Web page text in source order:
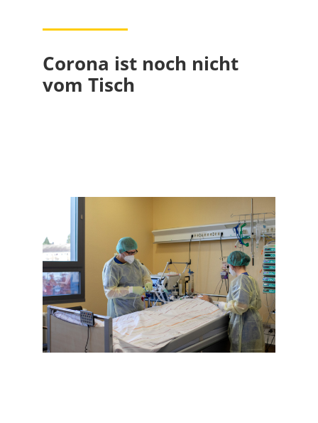
Corona ist noch nicht
vom Tisch